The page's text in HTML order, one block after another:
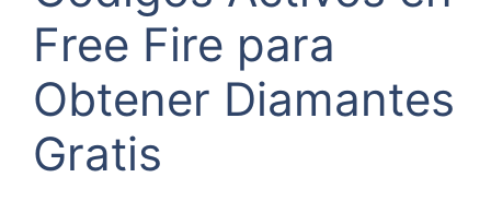
Free Fire para
Obtener Diamantes
Gratis